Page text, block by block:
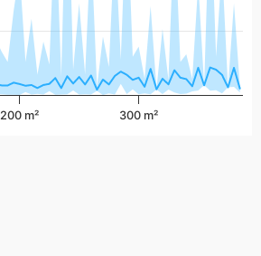
200 m² 300 m²